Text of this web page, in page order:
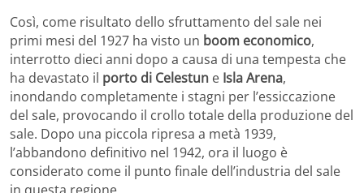
Così, come risultato dello sfruttamento del sale nei
primi mesi del 1927 ha visto un boom economico,
interrotto dieci anni dopo a causa di una tempesta che
ha devastato il porto di Celestun e Isla Arena,
inondando completamente i stagni per l’essiccazione
del sale, provocando il crollo totale della produzione del
sale. Dopo una piccola ripresa a metà 1939,
l’abbandono definitivo nel 1942, ora il luogo è
considerato come il punto finale dell’industria del sale